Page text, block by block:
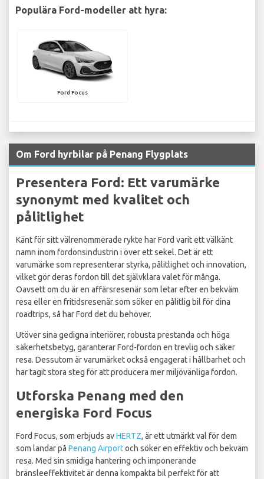
Populära Ford-modeller att hyra:
Ford Focus
Om Ford hyrbilar på Penang Flygplats
Presentera Ford: Ett varumärke
synonymt med kvalitet och
pålitlighet
Känt för sitt välrenommerade rykte har Ford varit ett välkänt
namn inom fordonsindustrin i över ett sekel. Det är ett
varumärke som representerar styrka, pålitlighet och innovation,
vilket gör deras fordon till det självklara valet för många.
Oavsett om du är en affärsresenär som letar efter en bekväm
resa eller en fritidsresenär som söker en pålitlig bil för dina
roadtrips, så har Ford det du behöver.
Utöver sina gedigna interiörer, robusta prestanda och höga
säkerhetsbetyg, garanterar Ford-fordon en trevlig och säker
resa. Dessutom är varumärket också engagerat i hållbarhet och
har tagit stora steg för att producera mer miljövänliga fordon.
Utforska Penang med den
energiska Ford Focus
Ford Focus, som erbjuds avHERTZ, är ett utmärkt val för dem
som landar på Penang Airportoch söker en effektiv och bekväm
resa. Med sin smidiga hantering och imponerande
bränsleeffektivitet är denna kompakta bil perfekt för att